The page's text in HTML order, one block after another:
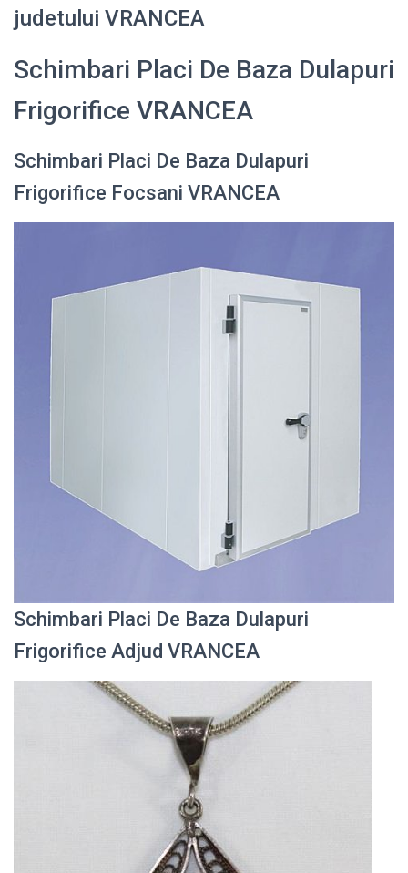
judetului VRANCEA
Schimbari Placi De Baza Dulapuri
Frigorifice VRANCEA
Schimbari Placi De Baza Dulapuri
Frigorifice Focsani VRANCEA
Schimbari Placi De Baza Dulapuri
Frigorifice Adjud VRANCEA